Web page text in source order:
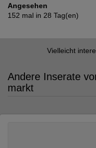
Angesehen
152 mal in 28 Tag(en)
Vielleicht
Andere Inserate
markt